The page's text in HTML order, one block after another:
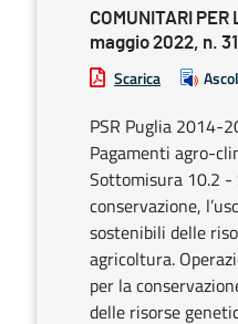
COMUNITARI PER
maggio 2022, n.
Scarica
PSR Puglia 2014-
Pagamenti agro-
Sottomisura 10.2 -
conservazione,
sostenibili delle
agricoltura.
per la
delle risorse